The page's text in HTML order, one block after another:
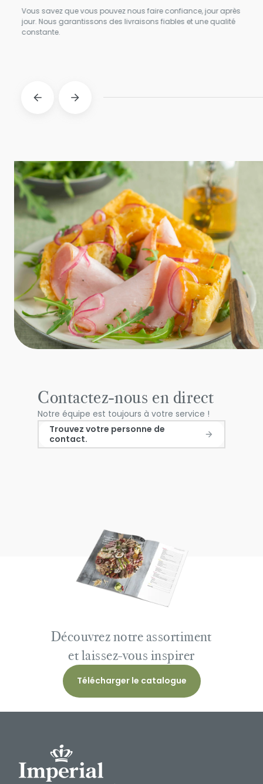
Vous savez que vous pouvez nous faire confiance, jour après
jour. Nous garantissons des livraisons fiables et une qualité
constante.
Contactez-nous en direct
Notre équipe est toujours à votre service !
Trouvez votre personne de
contact.
Découvrez notre assortiment
et laissez-vous inspirer
Télécharger le catalogue